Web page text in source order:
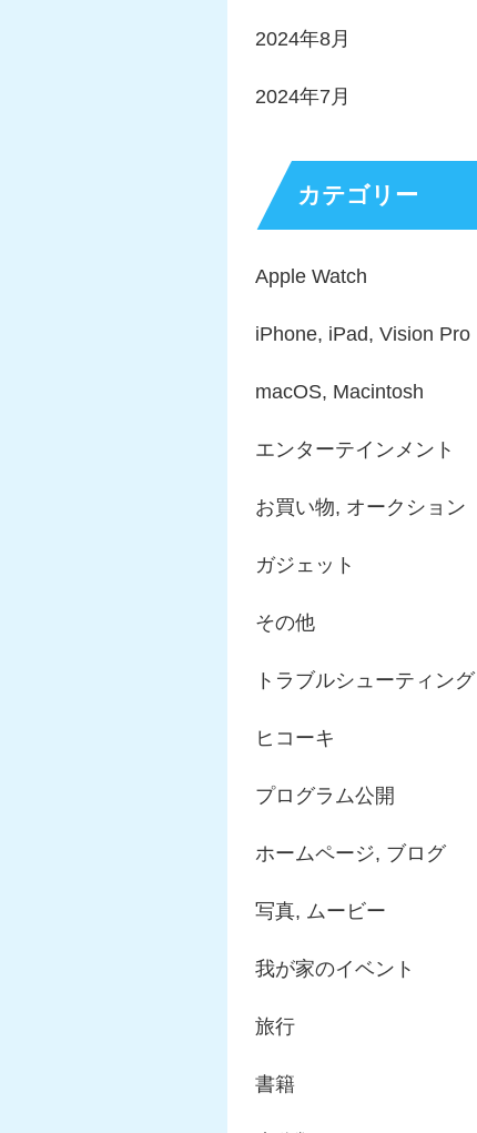
2024年8月
2024年7月
カテゴリー
Apple Watch
iPhone, iPad, Vision Pro
macOS, Macintosh
エンターテインメント
お買い物, オークション
ガジェット
その他
トラブルシューティング
ヒコーキ
プログラム公開
ホームページ, ブログ
写真, ムービー
我が家のイベント
旅行
書籍